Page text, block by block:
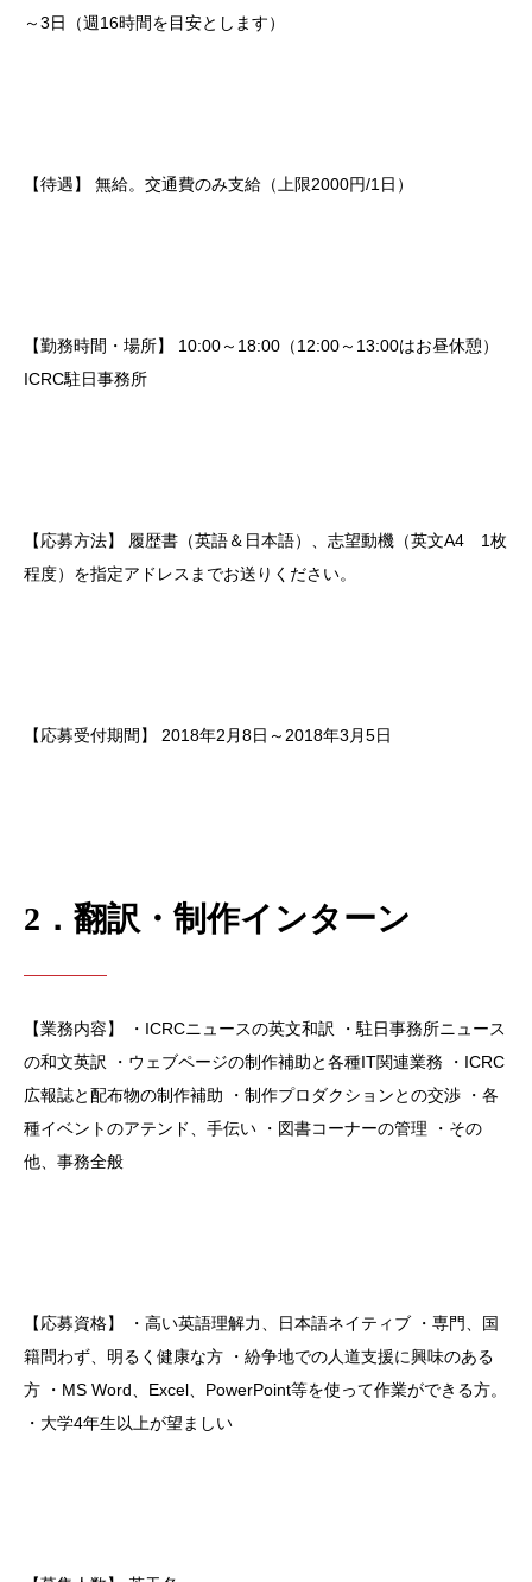
～3日（週16時間を目安とします）
【待遇】 無給。交通費のみ支給（上限2000円/1日）
【勤務時間・場所】
10:00～18:00（12:00～13:00はお昼休憩）
ICRC駐日事務所
【応募方法】
履歴書（英語＆日本語）、志望動機（英文A4 1枚
程度）を指定アドレスまでお送りください。
【応募受付期間】 2018年2月8日～2018年3月5日
2．翻訳・制作インターン
【業務内容】 ・ICRCニュースの英文和訳 ・駐日事務所ニュース
の和文英訳 ・ウェブページの制作補助と各種IT関連業務 ・ICRC
広報誌と配布物の制作補助 ・制作プロダクションとの交渉 ・各
種イベントのアテンド、手伝い ・図書コーナーの管理 ・その
他、事務全般
【応募資格】 ・高い英語理解力、日本語ネイティブ ・専門、国
籍問わず、明るく健康な方 ・紛争地での人道支援に興味のある
方 ・MS Word、Excel、PowerPoint等を使って作業ができる方。
・大学4年生以上が望ましい